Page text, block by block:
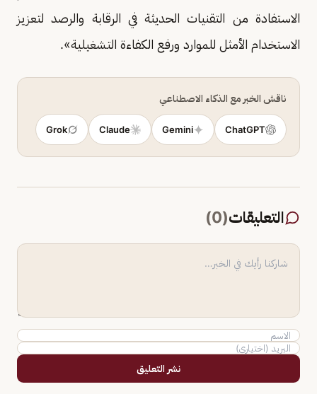
الاستفادة من التقنيات الحديثة في الرقابة والرصد لتعزيز
الاستخدام الأمثل للموارد ورفع الكفاءة التشغيلية».
ناقش الخبر مع الذكاء الاصطناعي
ChatGPT
Gemini
Claude
Grok
التعليقات(
0
)
نشر التعليق